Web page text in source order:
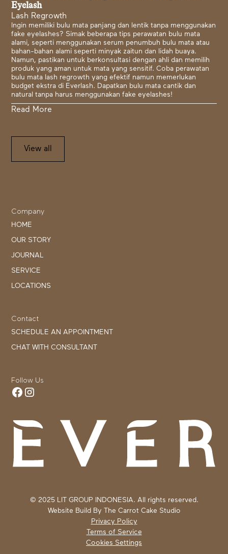
Eyelash
Lash Regrowth
Ingin memiliki bulu mata panjang dan lentik tanpa menggunakan
fake eyelashes? Simak beberapa tips perawatan bulu mata
alami, seperti menggunakan serum penumbuh bulu mata atau
bahan-bahan alami seperti minyak zaitun dan lidah buaya.
Namun, pastikan untuk berkonsultasi dengan ahli dan memilih
produk yang aman untuk mata yang sensitif. Coba perawatan
bulu mata lash regrowth yang efektif namun memerlukan
budget ekstra di Everlash. Dapatkan bulu mata cantik dan
natural tanpa harus menggunakan fake eyelashes!
Read More
View all
Company
HOME
OUR STORY
JOURNAL
SERVICE
LOCATIONS
Contact
SCHEDULE AN APPOINTMENT
CHAT WITH CONSULTANT
Follow Us
© 2025 LIT GROUP INDONESIA. All rights reserved.
Website Build By
The Carrot Cake Studio
Privacy Policy
Terms of Service
Cookies Settings